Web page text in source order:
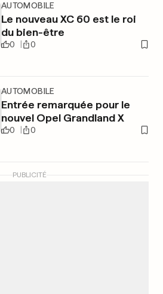
AUTOMOBILE
Le nouveau XC 60 est le roi
du bien-être
0 0
AUTOMOBILE
Entrée remarquée pour le
nouvel Opel Grandland X
0 0
PUBLICITÉ